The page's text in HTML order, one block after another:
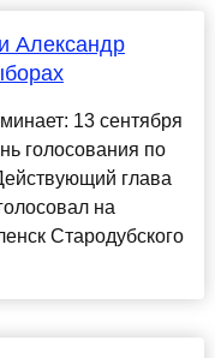
Александр
13 сентября
голосования по
глава
на
Стародубского